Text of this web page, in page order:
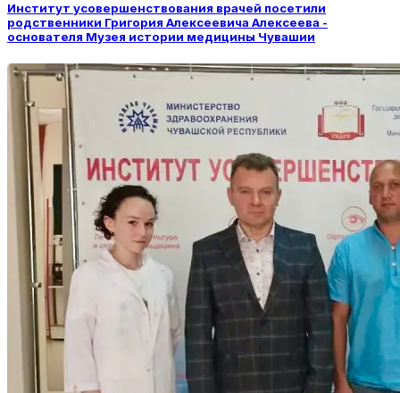
Институт усовершенствования врачей посетили
родственники Григория Алексеевича Алексеева -
основателя Музея истории медицины Чувашии